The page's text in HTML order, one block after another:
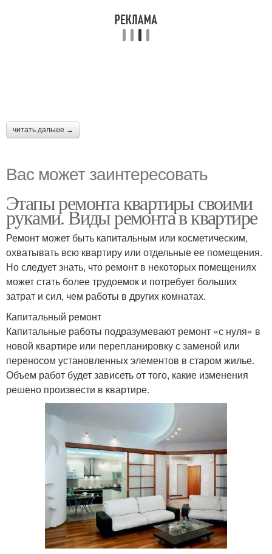
читать дальше →
Вас может заинтересовать
Этапы ремонта квартиры своими
руками. Виды ремонта в квартире
Ремонт может быть капитальным или косметическим,
охватывать всю квартиру или отдельные ее помещения.
Но следует знать, что ремонт в некоторых помещениях
может стать более трудоемок и потребует больших
затрат и сил, чем работы в других комнатах.
Капитальный ремонт
Капитальные работы подразумевают ремонт «с нуля» в
новой квартире или перепланировку с заменой или
переносом установленных элементов в старом жилье.
Объем работ будет зависеть от того, какие изменения
решено произвести в квартире.